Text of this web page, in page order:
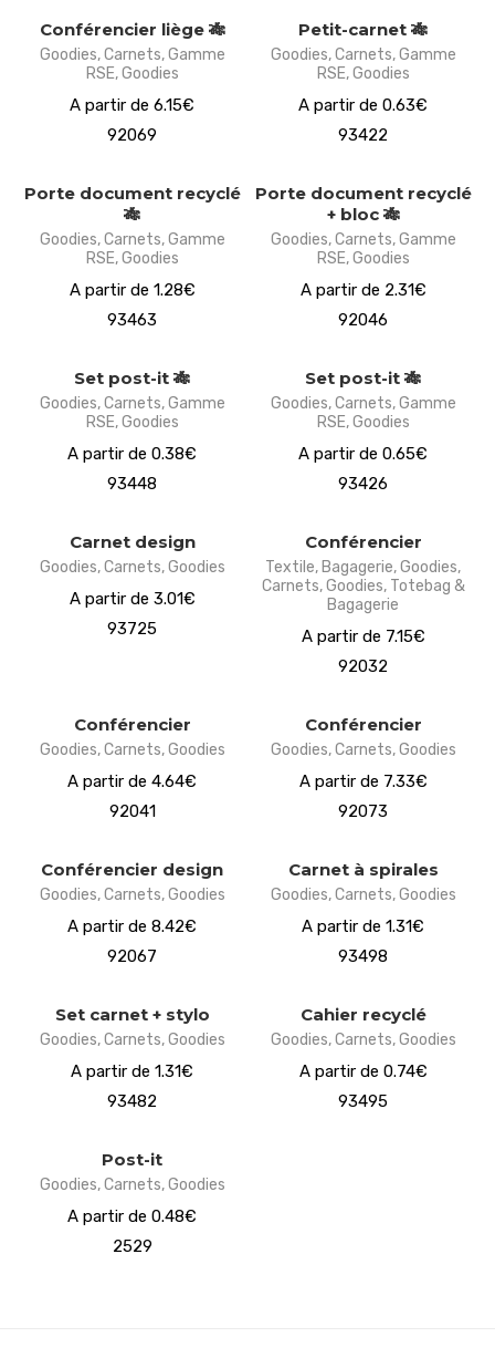
Conférencier liège 🎋
Goodies,Carnets,Gamme
RSE,Goodies
A partir de 6.15€
92069
Petit-carnet 🎋
Goodies,Carnets,Gamme
RSE,Goodies
A partir de 0.63€
93422
Porte document recyclé
🎋
Goodies,Carnets,Gamme
RSE,Goodies
A partir de 1.28€
93463
Porte document recyclé
+ bloc 🎋
Goodies,Carnets,Gamme
RSE,Goodies
A partir de 2.31€
92046
Set post-it 🎋
Goodies,Carnets,Gamme
RSE,Goodies
A partir de 0.38€
93448
Set post-it 🎋
Goodies,Carnets,Gamme
RSE,Goodies
A partir de 0.65€
93426
Carnet design
Goodies,Carnets,Goodies
A partir de 3.01€
93725
Conférencier
Textile, Bagagerie,Goodies,
Carnets,Goodies, Totebag &
Bagagerie
A partir de 7.15€
92032
Conférencier
Goodies,Carnets,Goodies
A partir de 4.64€
92041
Conférencier
Goodies,Carnets,Goodies
A partir de 7.33€
92073
Conférencier design
Goodies,Carnets,Goodies
A partir de 8.42€
92067
Carnet à spirales
Goodies,Carnets,Goodies
A partir de 1.31€
93498
Set carnet + stylo
Goodies,Carnets,Goodies
A partir de 1.31€
93482
Cahier recyclé
Goodies,Carnets,Goodies
A partir de 0.74€
93495
Post-it
Goodies,Carnets,Goodies
A partir de 0.48€
2529